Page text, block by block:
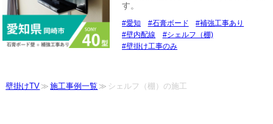
す。
愛知 石膏ボード
補強工事あり
壁内配線
シェルフ（棚)
壁掛け工事のみ
壁掛けTV 施工事例一覧 シェルフ（棚）の施工